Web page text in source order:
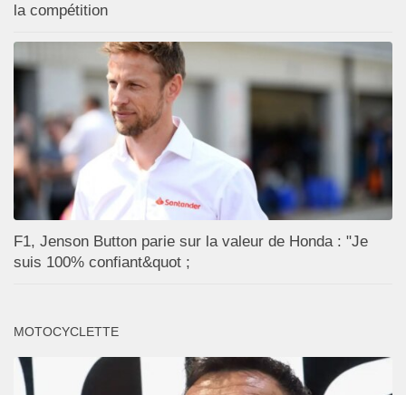
la compétition
F1, Jenson Button parie sur la valeur de Honda : "Je
suis 100% confiant&quot ;
MOTOCYCLETTE